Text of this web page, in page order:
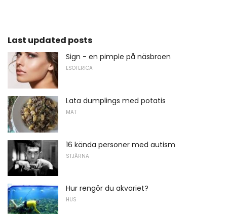
Last updated posts
Sign - en pimple på näsbroen
ESOTERICA
Lata dumplings med potatis
MAT
16 kända personer med autism
STJÄRNA
Hur rengör du akvariet?
HUS